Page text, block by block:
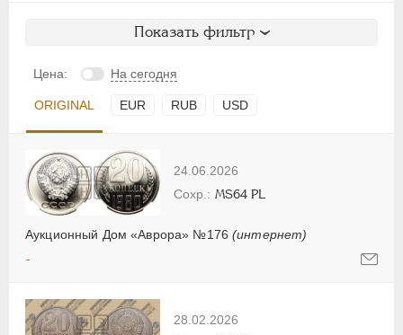
Показать фильтр
Цена: На сегодня
ORIGINAL EUR RUB USD
24.06.2026
Аукционный Дом «Аврора» №176(интернет)
MS64 PL
-
28.02.2026